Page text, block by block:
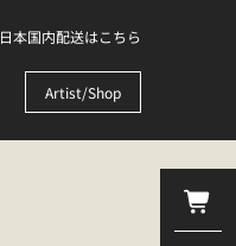
日本国内配送はこちら
Artist/Shop